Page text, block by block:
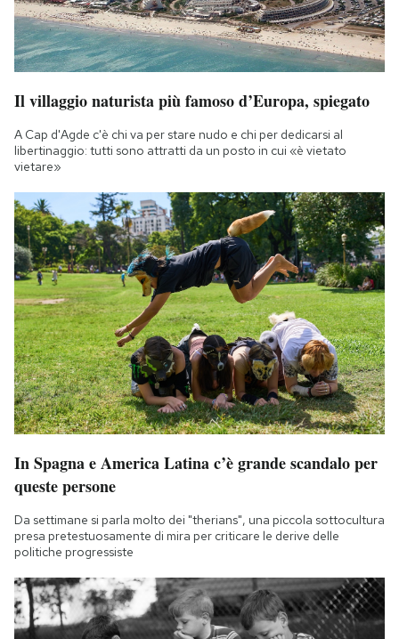
Il villaggio naturista più famoso d’Europa, spiegato
A Cap d'Agde c'è chi va per stare nudo e chi per dedicarsi al
libertinaggio: tutti sono attratti da un posto in cui «è vietato
vietare»
In Spagna e America Latina c’è grande scandalo per
queste persone
Da settimane si parla molto dei "therians", una piccola sottocultura
presa pretestuosamente di mira per criticare le derive delle
politiche progressiste